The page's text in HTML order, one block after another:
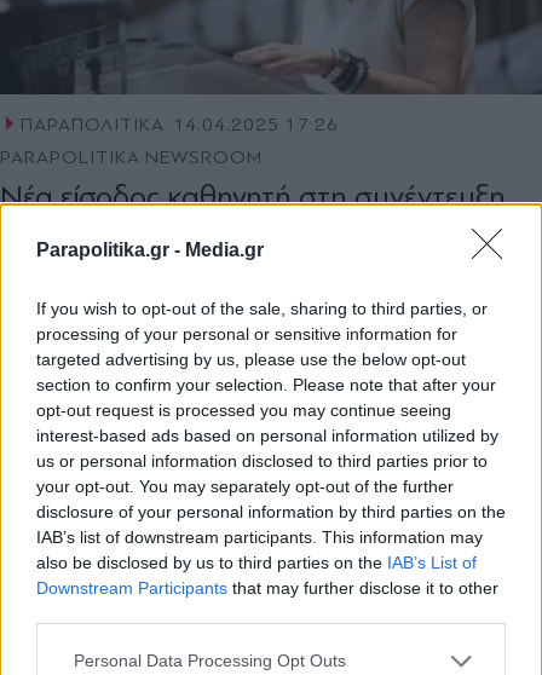
Parapolitika.gr - Media.gr
If you wish to opt-out of the sale, sharing to third parties, or
processing of your personal or sensitive information for
targeted advertising by us, please use the below opt-out
section to confirm your selection. Please note that after your
opt-out request is processed you may continue seeing
interest-based ads based on personal information utilized by
us or personal information disclosed to third parties prior to
your opt-out. You may separately opt-out of the further
disclosure of your personal information by third parties on the
IAB’s list of downstream participants. This information may
also be disclosed by us to third parties on the IAB’s List of
Downstream Participants that may further disclose it to other
Personal Data Processing Opt Outs
ΠΑΡΑΠΟΛΙΤΙΚΑ 14.04.2025 17:26
PARAPOLITIKA NEWSROOM
Νέα είσοδος καθηγητή στη συνέντευξη
της Καρυστιανού "Τέμπη - Δικαιοσύνη -
Συγκάλυψη - Δεν έχω οξυγόνο"
Εγγραφή στο newsletter